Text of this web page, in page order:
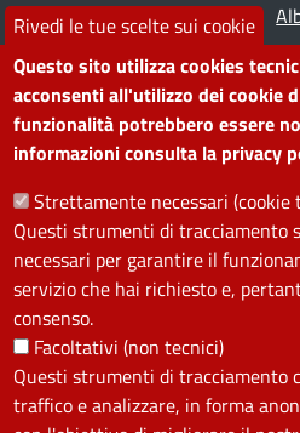
Rivedi le tue scelte sui cookie
Questo sito utilizza cookies
acconsenti all'utilizzo dei cookie
funzionalità potrebbero essere
informazioni consulta la privacy
Strettamente necessari (cookie
Questi strumenti di tracciamento
necessari per garantire il
servizio che hai richiesto e,
consenso.
Facoltativi (non tecnici)
Questi strumenti di tracciamento
traffico e analizzare, in forma
Prenota appuntamento
Segnala disservizio
Amministrazione
trasparente
Note legali
SEGUICI SU
Facebook
Instagram
YouTube
Telegram
WhatsApp
TwitterLinkedin
PRIVACY